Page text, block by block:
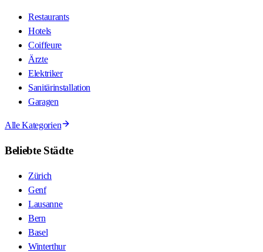
Restaurants
Hotels
Coiffeure
Ärzte
Elektriker
Sanitärinstallation
Garagen
Alle Kategorien
Beliebte Städte
Zürich
Genf
Lausanne
Bern
Basel
Winterthur